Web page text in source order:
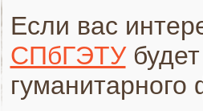
Если вас
СПбГЭТУбудет
гуманитарного